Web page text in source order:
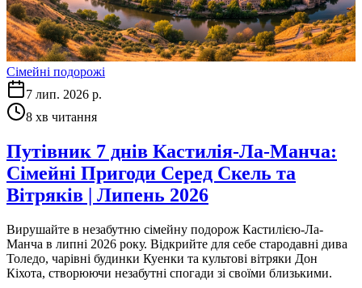
Сімейні подорожі
7 лип. 2026 р.
8 хв читання
Путівник 7 днів Кастилія-Ла-Манча:
Сімейні Пригоди Серед Скель та
Вітряків | Липень 2026
Вирушайте в незабутню сімейну подорож Кастилією-Ла-
Манча в липні 2026 року. Відкрийте для себе стародавні дива
Толедо, чарівні будинки Куенки та культові вітряки Дон
Кіхота, створюючи незабутні спогади зі своїми близькими.